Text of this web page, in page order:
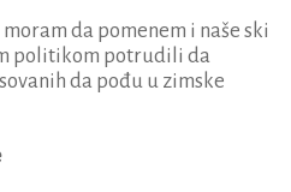
da pomenem i naše ski
politikom potrudili da
da pođu u zimske